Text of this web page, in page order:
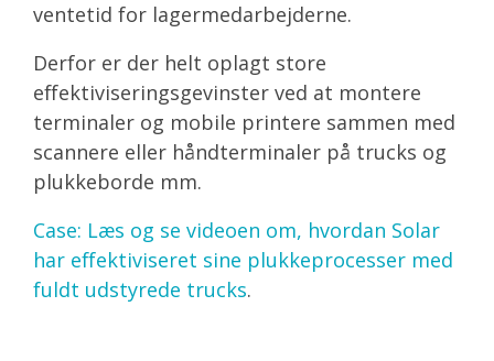
ventetid for lagermedarbejderne.
Derfor er der helt oplagt store
effektiviseringsgevinster ved at montere
terminaler og mobile printere sammen med
scannere eller håndterminaler på trucks og
plukkeborde mm.
Case: Læs og se videoen om, hvordan Solar
har effektiviseret sine plukkeprocesser med
fuldt udstyrede trucks.